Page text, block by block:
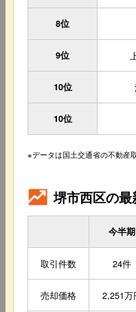
8位
9位
10位
10位
※データは国土交通省の不動産
堺市西区の
今半期
取引件数 24件
売却価格 2,251万